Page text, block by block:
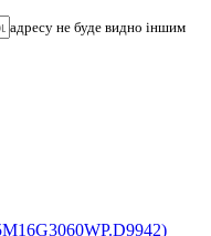
адресу не буде видно іншим